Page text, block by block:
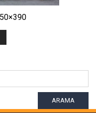
ARAMA